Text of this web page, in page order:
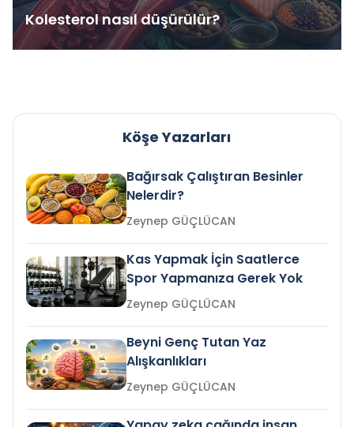
Kolesterol nasıl düşürülür?
Köşe Yazarları
Bağırsak Çalıştıran Besinler
Nelerdir?
Zeynep GÜÇLÜCAN
Kas Yapmak İçin Saatlerce
Spor Yapmanıza Gerek Yok
Zeynep GÜÇLÜCAN
Beyni Genç Tutan Yaz
Alışkanlıkları
Zeynep GÜÇLÜCAN